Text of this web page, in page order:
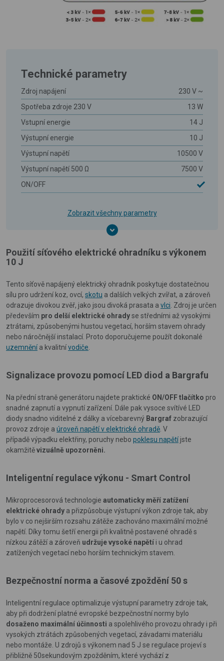
Technické parametry
Zdroj napájení
230 V ~
Spotřeba zdroje 230 V
13 W
Vstupní energie
14 J
Výstupní energie
10 J
Výstupní napětí
10500 V
Výstupní napětí 500 Ω
7500 V
ON/OFF
Zobrazit všechny parametry
Použití síťového elektrické ohradníku s výkonem
10 J
Tento síťově napájený elektrický ohradník poskytuje dostatečnou
sílu pro udržení koz, ovcí, skotu a dalších velkých zvířat, a zároveň
odrazuje divokou zvěř, jako jsou divoká prasata a vlci . Zdroj je určen
především pro delší elektrické ohradyse středními až vysokými
ztrátami, způsobenými hustou vegetací, horším stavem ohrady
nebo náročnější instalací. Proto doporučujeme použít dokonalé
uzemněnía kvalitnívodiče
Signalizace provozu pomocí LED diod a Bargrafu
Na přední straně generátoru najdete praktické ON/OFF tlačítko pro
snadné zapnutí a vypnutí zařízení. Dále pak vysoce svítívé LED
diody snadno viditelné z dálky a vícebarevný Bargraf zobrazující
provoz zdroje a úroveň napětí v elektrické ohradě . V
případě výpadku elektřiny, poruchy nebo poklesu napětíjste
okamžitěvizuálně upozorněni.
Inteligentní regulace výkonu - Smart Control
Mikroprocesorová technologie automaticky měří zatížení
elektrické ohrady a přizpůsobuje výstupní výkon zdroje tak, aby
bylo v co nejširším rozsahu zátěže zachováno maximální možné
napětí. Díky tomu šetří energii při kvalitně postavené ohradě s
nízkou zátěží a zároveň udržuje vysoké napětí i u ohrad
zatížených vegetací nebo horším technickým stavem.
Bezpečnostní norma a časové zpoždění 50 s
Inteligentní regulace optimalizuje výstupní parametry zdroje tak,
aby při dodržení platné evropské bezpečnostní normy bylo
dosaženo maximální účinnosti a spolehlivého provozu ohrady i při
vysokých ztrátách způsobených vegetací, závadami materiálu
nebo montáže. U zdrojů s výkonem nad 5 J se regulace projeví s
přibližně 50sekundovým zpožděním, které vychází z